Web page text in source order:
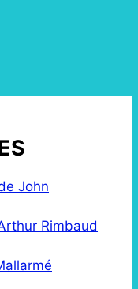
John
Rimbaud